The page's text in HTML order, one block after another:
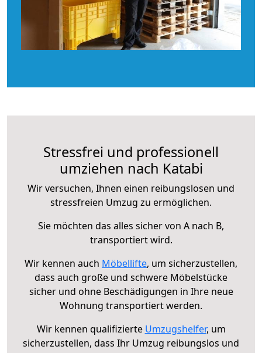
Stressfrei und professionell
umziehen nach Katabi
Wir versuchen, Ihnen einen reibungslosen und
stressfreien Umzug zu ermöglichen.
Sie möchten das alles sicher von A nach B,
transportiert wird.
Wir kennen auch Möbellifte, um sicherzustellen,
dass auch große und schwere Möbelstücke
sicher und ohne Beschädigungen in Ihre neue
Wohnung transportiert werden.
Wir kennen qualifizierte Umzugshelfer, um
sicherzustellen, dass Ihr Umzug reibungslos und